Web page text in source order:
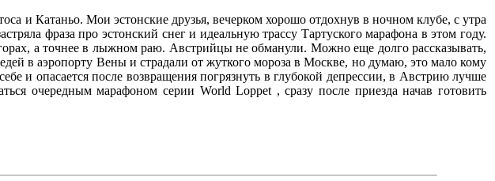
и Катаньо. Мои эстонские друзья, вечерком хорошо отдохнув в ночном клубе, с утра
фраза про эстонский снег и идеальную трассу Тартуского марафона в этом году.
а точнее в лыжном раю. Австрийцы не обманули. Можно еще долго рассказывать,
в аэропорту Вены и страдали от жуткого мороза в Москве, но думаю, это мало кому
и опасается после возвращения погрязнуть в глубокой депрессии, в Австрию лучше
очередным марафоном серии World Loppet , сразу после приезда начав готовить